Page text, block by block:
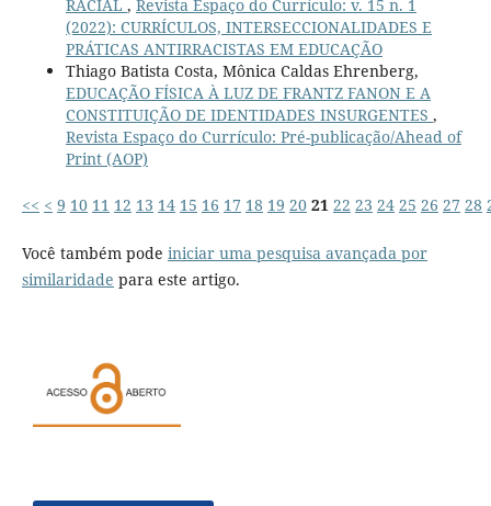
RACIAL , Revista Espaço do Currículo: v. 15 n. 1
(2022): CURRÍCULOS, INTERSECCIONALIDADES E
PRÁTICAS ANTIRRACISTAS EM EDUCAÇÃO
Thiago Batista Costa, Mônica Caldas Ehrenberg,
EDUCAÇÃO FÍSICA À LUZ DE FRANTZ FANON E A
CONSTITUIÇÃO DE IDENTIDADES INSURGENTES ,
Revista Espaço do Currículo: Pré-publicação/Ahead of
Print (AOP)
<< < 9 10 11 12 13 14 15 16 17 18 19 20 21 22 23 24 25 26 27 28
Você também pode iniciar uma pesquisa avançada por
similaridade para este artigo.